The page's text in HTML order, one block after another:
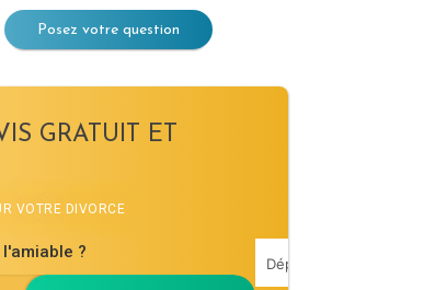
Posez votre question
GRATUIT ET
VOTRE DIVORCE
?